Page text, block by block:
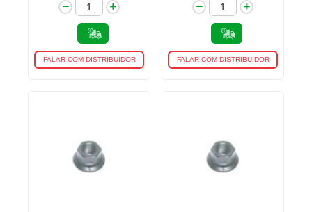
FALAR COM DISTRIBUIDOR FALAR COM DISTRIBUIDOR